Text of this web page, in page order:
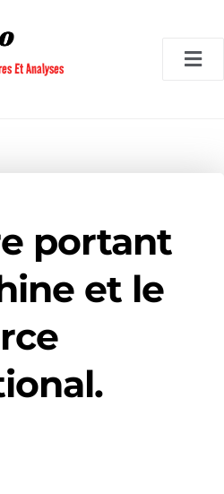
Et Analyses
portant
et le